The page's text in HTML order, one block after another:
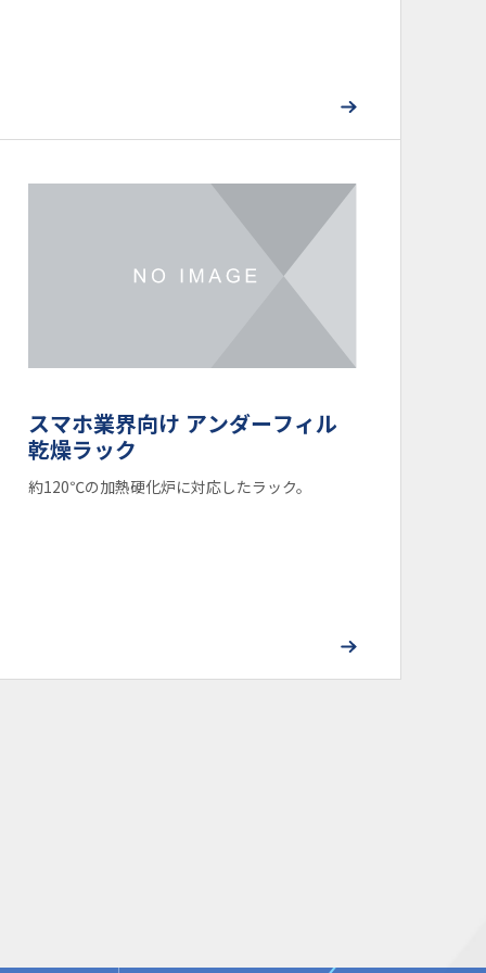
スマホ業界向け アンダーフィル
乾燥ラック
約120℃の加熱硬化炉に対応したラック。